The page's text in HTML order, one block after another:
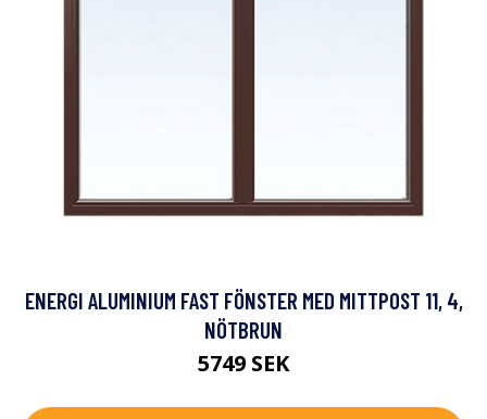
ENERGI ALUMINIUM FAST FÖNSTER MED MITTPOST 11, 4,
NÖTBRUN
5749 SEK